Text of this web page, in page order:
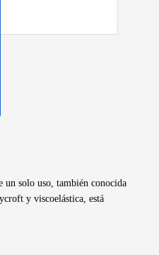
un solo uso, también conocida
y viscoelástica, está